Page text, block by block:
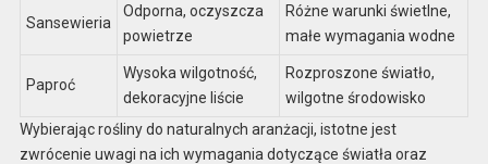
Sansewieria
Odporna, oczyszcza
powietrze
Różne warunki świetlne,
małe wymagania wodne
Paproć
Wysoka wilgotność,
dekoracyjne liście
Rozproszone światło,
wilgotne środowisko
Wybierając rośliny do naturalnych aranżacji, istotne jest
zwrócenie uwagi na ich wymagania dotyczące światła oraz